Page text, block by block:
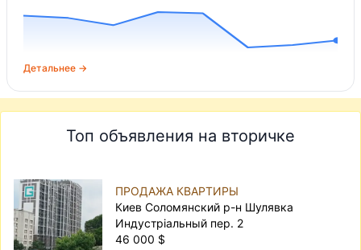
Детальнее →
Топ объявления на вторичке
ПРОДАЖА КВАРТИРЫ
Киев Соломянский р-н Шулявка
Индустріальный пер. 2
46 000 $